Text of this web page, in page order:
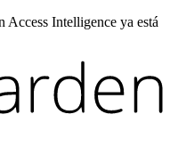
Intelligence ya está